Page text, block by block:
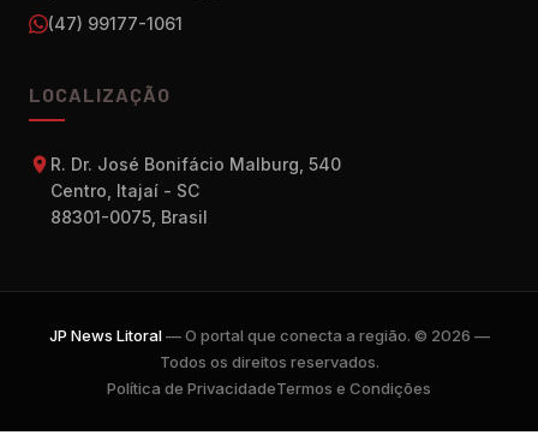
(47) 99177-1061
LOCALIZAÇÃO
R. Dr. José Bonifácio Malburg, 540
Centro, Itajaí - SC
88301-0075, Brasil
JP News Litoral— O portal que conecta a região. © 2026 —
Todos os direitos reservados.
Política de PrivacidadeTermos e Condições